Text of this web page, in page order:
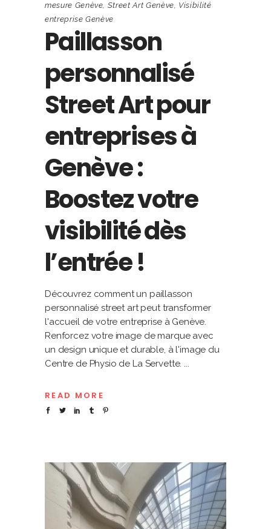
mesure Genève, Street Art Genève, Visibilité
entreprise Genève
Paillasson
personnalisé
Street Art pour
entreprises à
Genève :
Boostez votre
visibilité dès
l’entrée !
Découvrez comment un paillasson
personnalisé street art peut transformer
l'accueil de votre entreprise à Genève.
Renforcez votre image de marque avec
un design unique et durable, à l'image du
Centre de Physio de La Servette.
READ MORE